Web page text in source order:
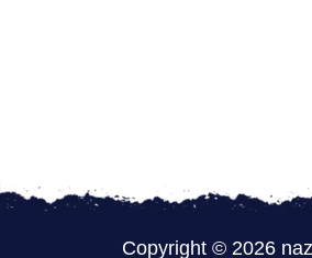
Copyright © 2026